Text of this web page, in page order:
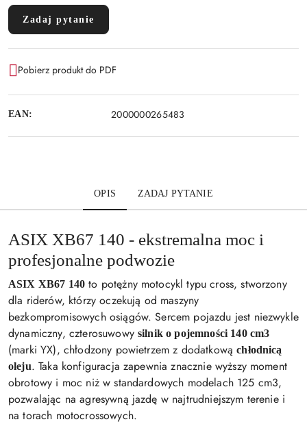
Zadaj pytanie
Pobierz produkt do PDF
EAN: 2000000265483
OPIS ZADAJ PYTANIE
ASIX XB67 140 - ekstremalna moc i
profesjonalne podwozie
ASIX XB67 140 to potężny motocykl typu cross, stworzony
dla riderów, którzy oczekują od maszyny
bezkompromisowych osiągów. Sercem pojazdu jest niezwykle
dynamiczny, czterosuwowysilnik o pojemności 140 cm3
(marki YX), chłodzony powietrzem z dodatkowąchłodnicą
oleju. Taka konfiguracja zapewnia znacznie wyższy moment
obrotowy i moc niż w standardowych modelach 125 cm3,
pozwalając na agresywną jazdę w najtrudniejszym terenie i
na torach motocrossowych.